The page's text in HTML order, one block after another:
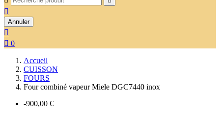

Annuler

 0
Accueil
CUISSON
FOURS
Four combiné vapeur Miele DGC7440 inox
-900,00 €